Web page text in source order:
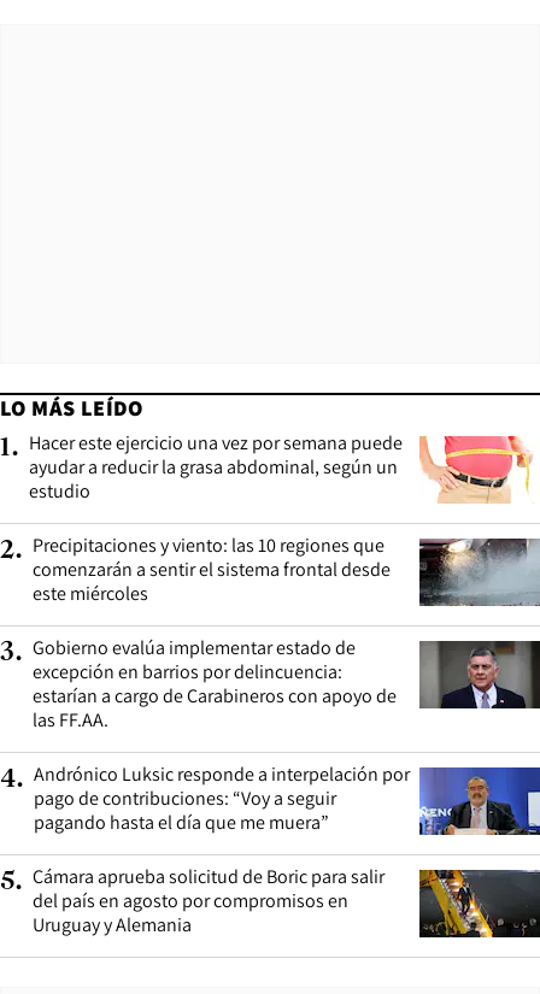
LO MÁS LEÍDO
1. Hacer este ejercicio una vez por semana puede
ayudar a reducir la grasa abdominal, según un
estudio
2. Precipitaciones y viento: las 10 regiones que
comenzarán a sentir el sistema frontal desde
este miércoles
3. Gobierno evalúa implementar estado de
excepción en barrios por delincuencia:
estarían a cargo de Carabineros con apoyo de
las FF.AA.
4. Andrónico Luksic responde a interpelación por
pago de contribuciones: “Voy a seguir
pagando hasta el día que me muera”
5. Cámara aprueba solicitud de Boric para salir
del país en agosto por compromisos en
Uruguay y Alemania